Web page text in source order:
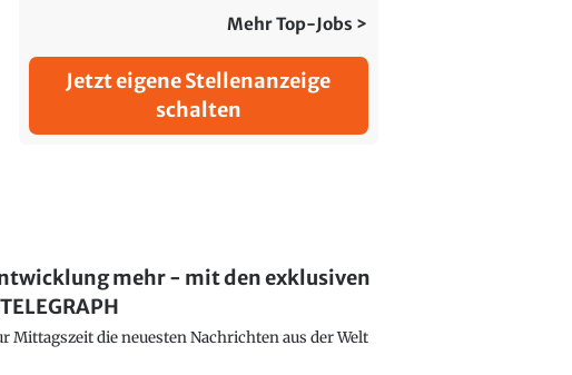
Mehr Top-Jobs >
Jetzt eigene Stellenanzeige
schalten
mehr - mit den exklusiven
die neuesten Nachrichten aus der Welt